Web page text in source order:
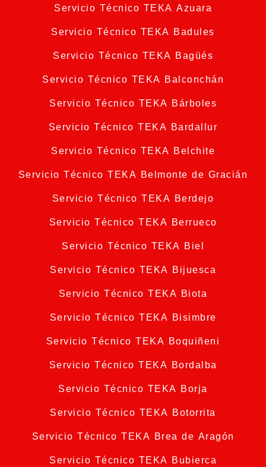
Servicio Técnico TEKA Azuara
Servicio Técnico TEKA Badules
Servicio Técnico TEKA Bagüés
Servicio Técnico TEKA Balconchán
Servicio Técnico TEKA Bárboles
Servicio Técnico TEKA Bardallur
Servicio Técnico TEKA Belchite
Servicio Técnico TEKA Belmonte de Gracián
Servicio Técnico TEKA Berdejo
Servicio Técnico TEKA Berrueco
Servicio Técnico TEKA Biel
Servicio Técnico TEKA Bijuesca
Servicio Técnico TEKA Biota
Servicio Técnico TEKA Bisimbre
Servicio Técnico TEKA Boquiñeni
Servicio Técnico TEKA Bordalba
Servicio Técnico TEKA Borja
Servicio Técnico TEKA Botorrita
Servicio Técnico TEKA Brea de Aragón
Servicio Técnico TEKA Bubierca